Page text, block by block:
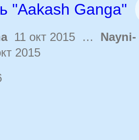
"Aakash Ganga"
11 окт 2015 … Nayni-
2015